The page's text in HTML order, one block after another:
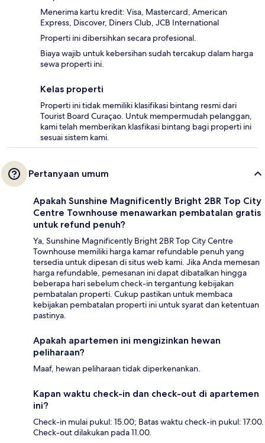
Menerima kartu kredit: Visa, Mastercard, American
Express, Discover, Diners Club, JCB International
Properti ini dibersihkan secara profesional.
Biaya wajib untuk kebersihan sudah tercakup dalam harga
sewa properti ini.
Kelas properti
Properti ini tidak memiliki klasifikasi bintang resmi dari
Tourist Board Curaçao. Untuk mempermudah pelanggan,
kami telah memberikan klasfikasi bintang bagi properti ini
sesuai sistem kami.
Pertanyaan umum
Apakah Sunshine Magnificently Bright 2BR Top City
Centre Townhouse menawarkan pembatalan gratis
untuk refund penuh?
Ya, Sunshine Magnificently Bright 2BR Top City Centre
Townhouse memiliki harga kamar refundable penuh yang
tersedia untuk dipesan di situs web kami. Jika Anda memesan
harga refundable, pemesanan ini dapat dibatalkan hingga
beberapa hari sebelum check-in tergantung kebijakan
pembatalan properti. Cukup pastikan untuk membaca
kebijakan pembatalan properti ini untuk syarat dan ketentuan
pastinya.
Apakah apartemen ini mengizinkan hewan
peliharaan?
Maaf, hewan peliharaan tidak diperkenankan.
Kapan waktu check-in dan check-out di apartemen
ini?
Check-in mulai pukul: 15.00; Batas waktu check-in pukul: 17.00.
Check-out dilakukan pada 11.00.